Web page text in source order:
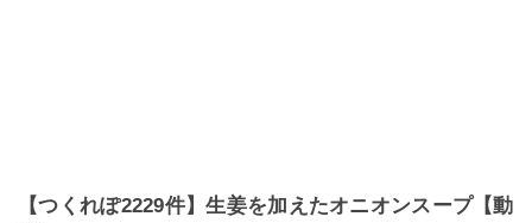
【つくれぽ2229件】生姜を加えたオニオンスープ【動